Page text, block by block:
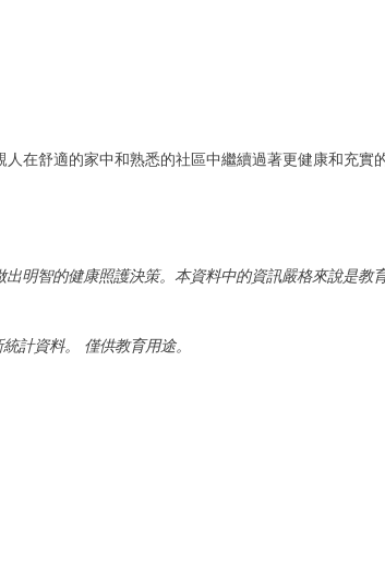
在舒適的家中和熟悉的社區中繼續過著更健康和充實的
智的健康照護決策。本資料中的資訊嚴格來說是教
計資料。
僅供教育用途。